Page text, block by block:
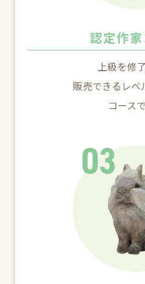
認定作
上級を修了
販売できるレベ
コースで